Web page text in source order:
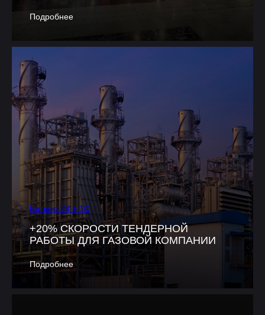
Подробнее
Битрикс24 + 1С
+20% СКОРОСТИ ТЕНДЕРНОЙ
РАБОТЫ ДЛЯ ГАЗОВОЙ КОМПАНИИ
Подробнее